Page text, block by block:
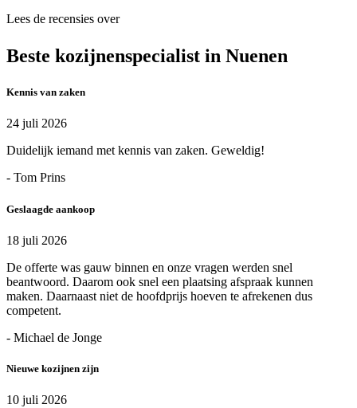
Lees de recensies over
Beste kozijnenspecialist in Nuenen
Kennis van zaken
24 juli 2026
Duidelijk iemand met kennis van zaken. Geweldig!
- Tom Prins
Geslaagde aankoop
18 juli 2026
De offerte was gauw binnen en onze vragen werden snel
beantwoord. Daarom ook snel een plaatsing afspraak kunnen
maken. Daarnaast niet de hoofdprijs hoeven te afrekenen dus
competent.
- Michael de Jonge
Nieuwe kozijnen zijn
10 juli 2026